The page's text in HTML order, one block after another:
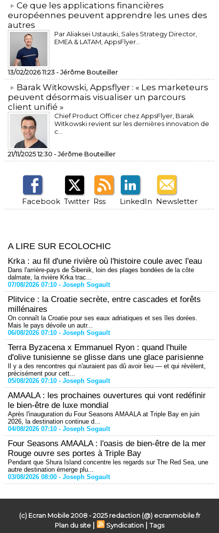
​Ce que les applications financières
européennes peuvent apprendre les unes des
autres
Par Aliaksei Ustauski, Sales Strategy Director,
EMEA & LATAM, AppsFlyer...
13/02/2026 11:23 -Jérôme Bouteiller
​Barak Witkowski, Appsflyer : « Les marketeurs
peuvent désormais visualiser un parcours
client unifié »
Chief Product Officer chez AppsFlyer, ​Barak
Witkowski revient sur les dernières innovation de
c...
21/11/2025 12:30 -Jérôme Bouteiller
Facebook Twitter Rss LinkedIn Newsletter
A LIRE SUR ECOLOCHIC
Krka : au fil d'une rivière où l'histoire coule avec l'eau
Dans l'arrière-pays de Šibenik, loin des plages bondées de la côte
dalmate, la rivière Krka trac...
07/08/2026 07:10 - Joseph Sogault
Plitvice : la Croatie secrète, entre cascades et forêts
millénaires
On connaît la Croatie pour ses eaux adriatiques et ses îles dorées.
Mais le pays dévoile un autr...
06/08/2026 07:10 - Joseph Sogault
Terra Byzacena x Emmanuel Ryon : quand l'huile
d'olive tunisienne se glisse dans une glace parisienne
Il y a des rencontres qui n'auraient pas dû avoir lieu — et qui révèlent,
précisément pour cett...
05/08/2026 07:10 - Joseph Sogault
AMAALA : les prochaines ouvertures qui vont redéfinir
le bien-être de luxe mondial
Après l'inauguration du Four Seasons AMAALA at Triple Bay en juin
2026, la destination continue d...
04/08/2026 07:10 - Joseph Sogault
Four Seasons AMAALA : l'oasis de bien-être de la mer
Rouge ouvre ses portes à Triple Bay
Pendant que Shura Island concentre les regards sur The Red Sea, une
autre destination émerge plu...
03/08/2026 08:00 - Joseph Sogault
(c) Ecran Mobile 2008 - 2025 redaction (@) ecranmobile.fr
Plan du site | Syndication |Tags